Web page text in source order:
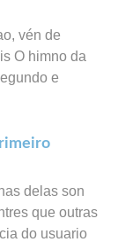
vén de
O himno da
e
delas son
que outras
do usuario